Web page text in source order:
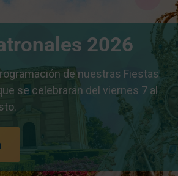
2026
de nuestras Fiestas
se celebrarán del viernes 7 al